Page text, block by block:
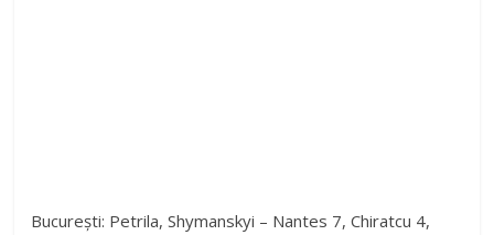
București: Petrila, Shymanskyi – Nantes 7, Chiratcu 4,